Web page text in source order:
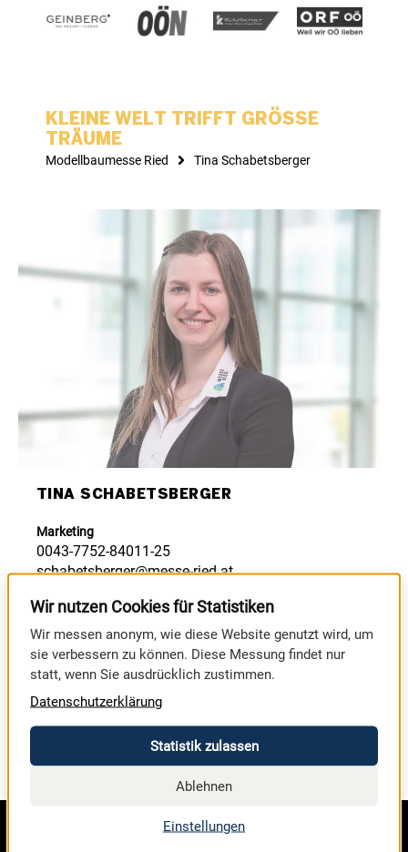
KLEINE WELT TRIFFT GRÖSSE
TRÄUME
Modellbaumesse Ried Tina Schabetsberger
TINA SCHABETSBERGER
Marketing
0043-7752-84011-25
schabetsberger@messe-ried.at
JETZT ANRUFEN
JETZT SCHREIBEN
GESAMTES TEAM ANZEIGEN
Wir nutzen Cookies für Statistiken
Wir messen anonym, wie diese Website genutzt wird, um
sie verbessern zu können. Diese Messung findet nur
statt, wenn Sie ausdrücklich zustimmen.
Datenschutzerklärung
Statistik zulassen
Ablehnen
Einstellungen